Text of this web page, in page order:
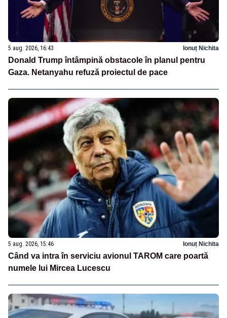
5 aug. 2026, 16:43 Ionuț Nichita
Donald Trump întâmpină obstacole în planul pentru
Gaza. Netanyahu refuză proiectul de pace
5 aug. 2026, 15:46 Ionuț Nichita
Când va intra în serviciu avionul TAROM care poartă
numele lui Mircea Lucescu